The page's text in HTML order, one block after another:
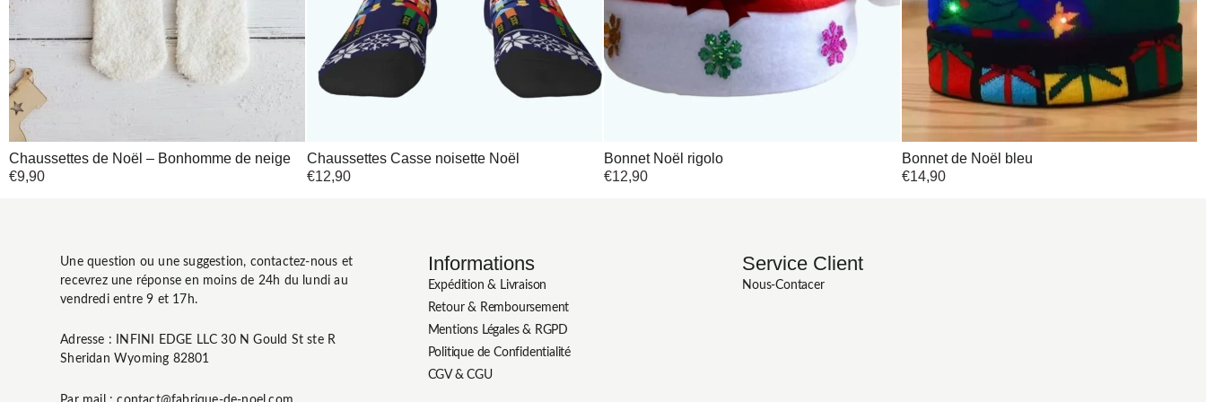
Chaussettes de Noël – Bonhomme de neige
€9,90
Chaussettes Casse noisette Noël
€12,90
Bonnet Noël rigolo
€12,90
Bonnet de Noël bleu
€14,90
Une question ou une suggestion, contactez-nous et
recevrez une réponse en moins de 24h du lundi au
vendredi entre 9 et 17h.
Adresse : INFINI EDGE LLC 30 N Gould St ste R
Sheridan Wyoming 82801
Informations
Expédition & Livraison
Retour & Remboursement
Mentions Légales & RGPD
Politique de Confidentialité
CGV & CGU
Service Client
Nous-Contacer